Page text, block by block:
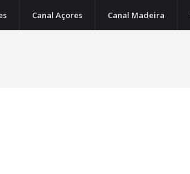
Canal Açores Canal Madeira